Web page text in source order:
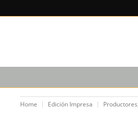
Home Edición Impresa